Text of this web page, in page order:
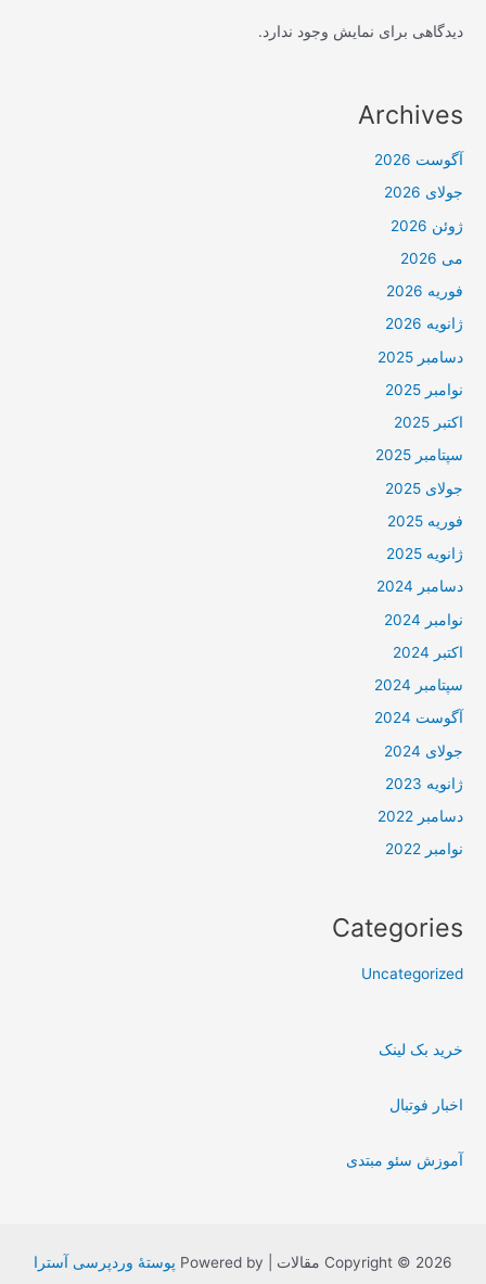
دیدگاهی برای نمایش وجود ندارد.
Archives
آگوست 2026
جولای 2026
ژوئن 2026
می 2026
فوریه 2026
ژانویه 2026
دسامبر 2025
نوامبر 2025
اکتبر 2025
سپتامبر 2025
جولای 2025
فوریه 2025
ژانویه 2025
دسامبر 2024
نوامبر 2024
اکتبر 2024
سپتامبر 2024
آگوست 2024
جولای 2024
ژانویه 2023
دسامبر 2022
نوامبر 2022
Categories
Uncategorized
خرید بک لینک
اخبار فوتبال
آموزش سئو مبتدی
Copyright © 2026 مقالات | Powered by پوستهٔ وردپرسی آسترا